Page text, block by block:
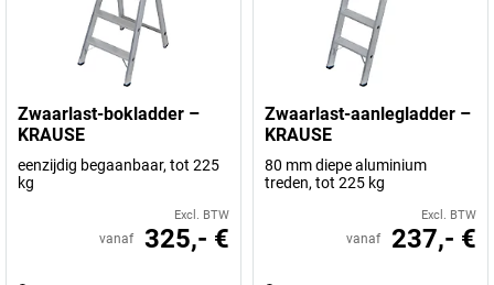
Zwaarlast-bokladder –
KRAUSE
eenzijdig begaanbaar, tot 225
kg
Excl. BTW
vanaf 325,- €
Zwaarlast-aanlegladder –
KRAUSE
80 mm diepe aluminium
treden, tot 225 kg
Excl. BTW
vanaf 237,- €